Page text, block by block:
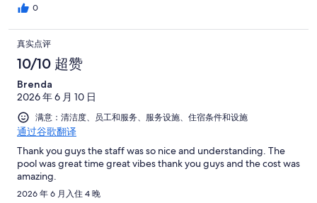
0
真实点评
10/10 超赞
Brenda
2026 年 6 月 10 日
满意：清洁度、员工和服务、服务设施、住宿条件和设施
通过谷歌翻译
Thank you guys the staff was so nice and understanding. The
pool was great time great vibes thank you guys and the cost was
amazing.
2026 年 6 月入住 4 晚